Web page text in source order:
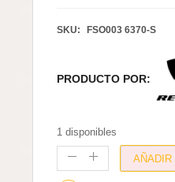
SKU: FSO003 6370-S
PRODUCTO POR:
1 disponibles
AÑADIR